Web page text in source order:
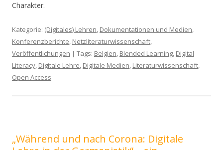
Charakter.
Kategorie: (Digitales) Lehren, Dokumentationen und Medien,
Konferenzberichte, Netzliteraturwissenschaft,
Veröffentlichungen | Tags: Belgien, Blended Learning, Digital
Literacy, Digitale Lehre, Digitale Medien, Literaturwissenschaft,
Open Access
„Während und nach Corona: Digitale